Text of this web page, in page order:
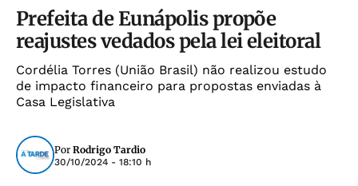
Prefeita de Eunápolis propõe
reajustes vedados pela lei eleitoral
Cordélia Torres (União Brasil) não realizou estudo
de impacto financeiro para propostas enviadas à
Casa Legislativa
Por Rodrigo Tardio
30/10/2024 - 18:10 h